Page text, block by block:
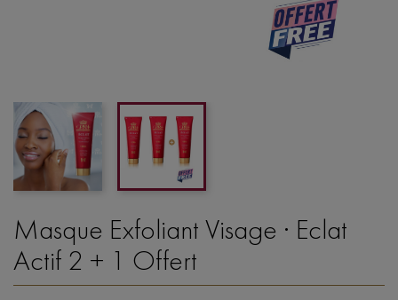
Masque Exfoliant Visage · Eclat
Actif 2 + 1 Offert